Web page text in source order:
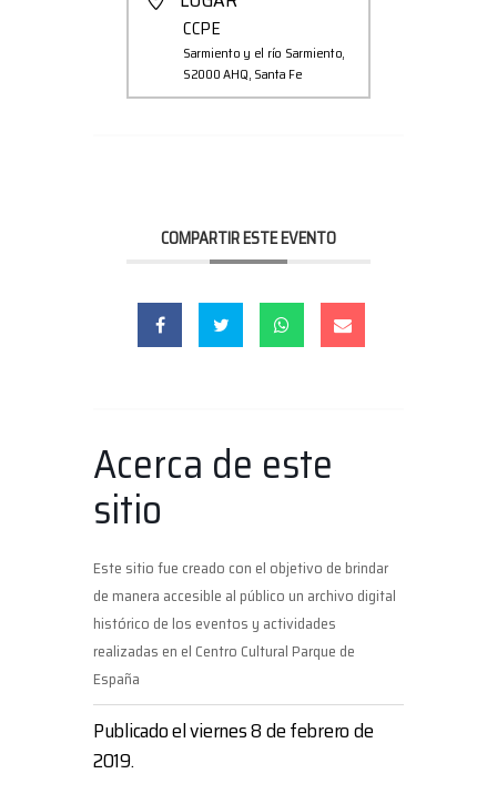
CCPE
Sarmiento y el río Sarmiento,
S2000 AHQ, Santa Fe
COMPARTIR ESTE EVENTO
Acerca de este
sitio
Este sitio fue creado con el objetivo de brindar
de manera accesible al público un archivo digital
histórico de los eventos y actividades
realizadas en el Centro Cultural Parque de
España
Publicado el viernes 8 de febrero de
2019.